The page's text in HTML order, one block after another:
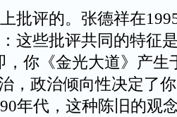
评的。张德祥在
这些批评共同的特征
，你《金光大道》产生
，政治倾向性决定了
年代，这种陈旧的观